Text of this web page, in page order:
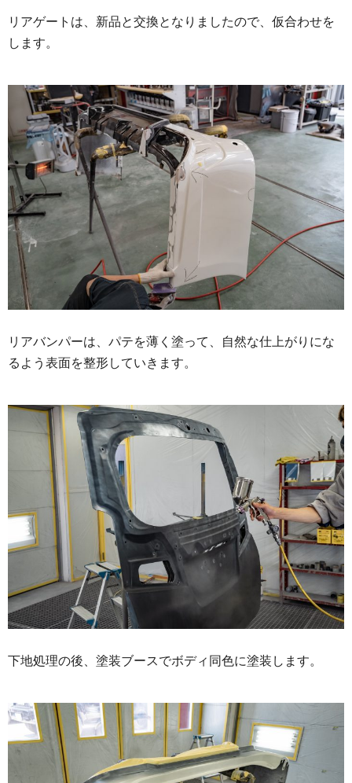
リアゲートは、新品と交換となりましたので、仮合わせを
します。
リアバンパーは、パテを薄く塗って、自然な仕上がりにな
るよう表面を整形していきます。
下地処理の後、塗装ブースでボディ同色に塗装します。